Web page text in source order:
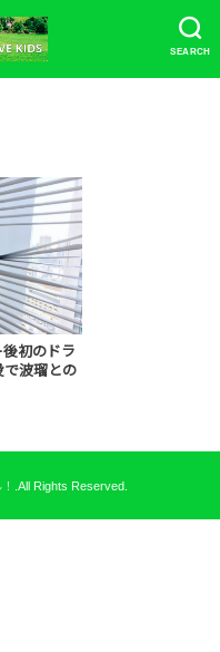
SEARCH
初のドラ
で波瑠との
.All Rights Reserved.